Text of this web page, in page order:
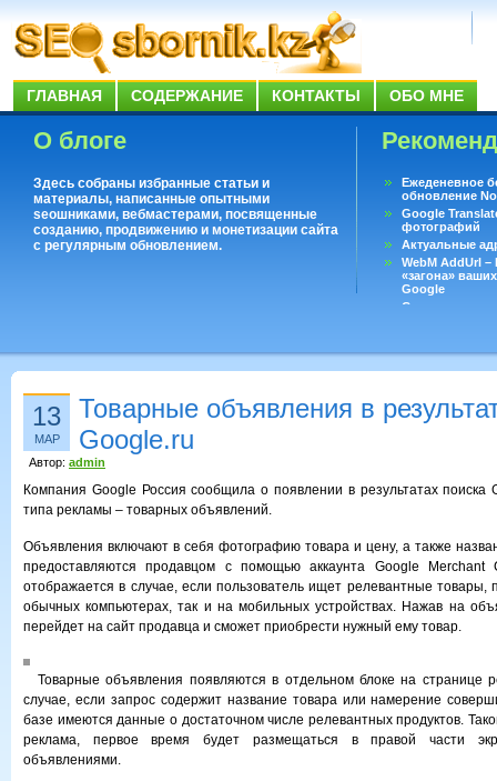
ГЛАВНАЯ СОДЕРЖАНИЕ КОНТАКТЫ ОБО МНЕ
О блоге
Здесь собраны избранные статьи и
материалы, написанные опытными
seoшниками, вебмастерами, посвященные
созданию, продвижению и монетизации сайта
с регулярным обновлением.
Ежеденевное
обновление
Google
фотографий
Актуальные
WebM AddUrl
«загона»
Google
Существует
13
МАР
Товарные объявления в
Google.ru
Автор: admin
Компания Google Россия сообщила о появлении в результатах поиска
типа рекламы – товарных объявлений.
Объявления включают в себя фотографию товара и цену, а также
предоставляются продавцом с помощью аккаунта Google Merchant
отображается в случае, если пользователь ищет релевантные товары,
обычных компьютерах, так и на мобильных устройствах. Нажав на
перейдет на сайт продавца и сможет приобрести нужный ему товар.
Товарные объявления появляются в отдельном блоке на странице
случае, если запрос содержит название товара или намерение
базе имеются данные о достаточном числе релевантных продуктов.
реклама, первое время будет размещаться в правой части
объявлениями.